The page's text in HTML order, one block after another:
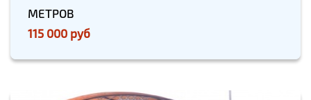
МЕТРОВ
115 000 руб